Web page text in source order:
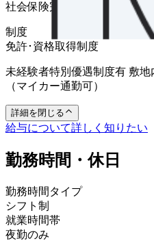
社会保険完備
制度
免許･資格取得制度
未経験者特別優遇制度有 敷
（マイカー通勤可）
詳細を閉じる
給与について詳しく知りたい
勤務時間・休日
勤務時間タイプ
シフト制
就業時間帯
夜勤のみ